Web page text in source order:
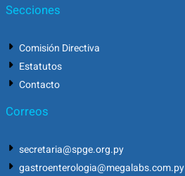
Secciones
Comisión Directiva
Estatutos
Contacto
Correos
secretaria@spge.org.py
gastroenterologia@megalabs.com.py